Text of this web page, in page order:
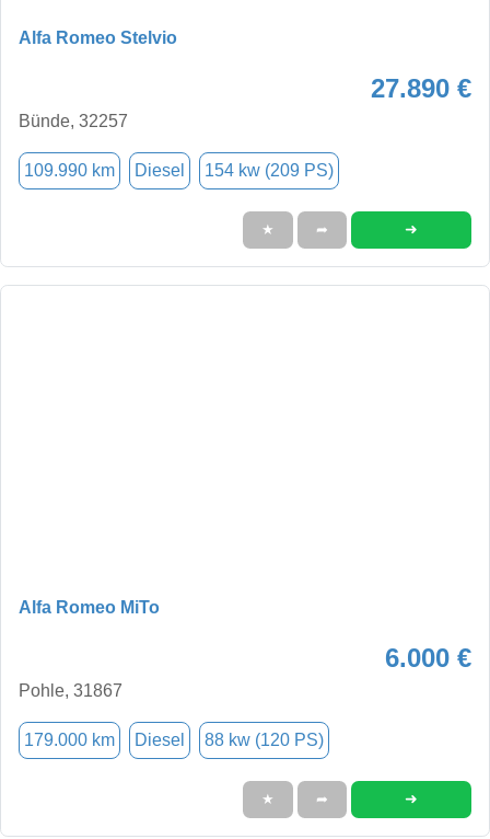
Alfa Romeo Stelvio
27.890 €
Bünde, 32257
109.990 km Diesel 154 kw (209 PS)
★ ➦ ➜
Alfa Romeo MiTo
6.000 €
Pohle, 31867
179.000 km Diesel 88 kw (120 PS)
★ ➦ ➜